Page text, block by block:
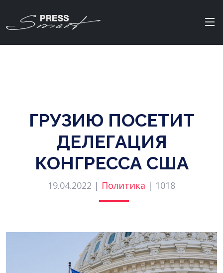
ГРУЗИЮ ПОСЕТИТ
ДЕЛЕГАЦИЯ
КОНГРЕССА США
19.04.2022 | Политика | 1018